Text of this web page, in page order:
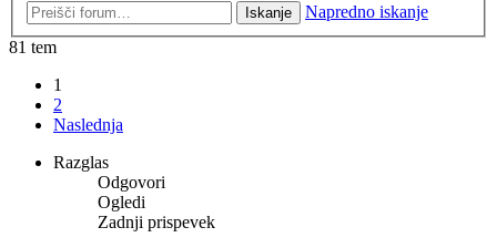
Iskanje
Napredno iskanje
81 tem
1
2
Naslednja
Razglas
Odgovori
Ogledi
Zadnji prispevek